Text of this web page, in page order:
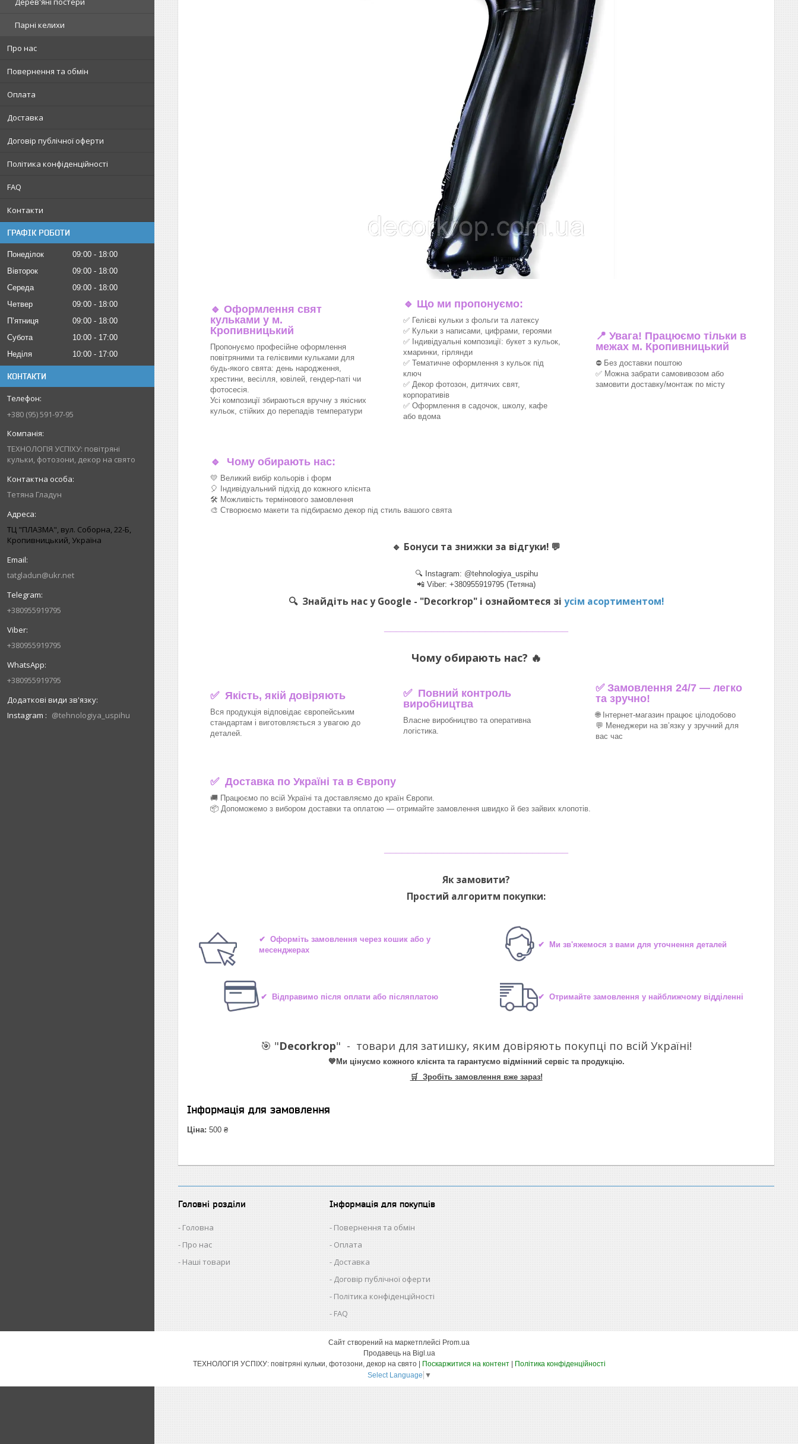
Парні келихи
Про нас
Повернення та обмін
Оплата
Доставка
Договір публічної оферти
Політика конфіденційності
FAQ
Контакти
ГРАФІК РОБОТИ
Понеділок 09:00
18:00
Вівторок
09:00
18:00
Середа
09:00
18:00
Четвер
09:00
18:00
Пʼятниця
09:00
18:00
Субота
10:00
17:00
Неділя
10:00 17:00
КОНТАКТИ
+380 (95) 591-97-95
ТЕХНОЛОГІЯ УСПІХУ: повітряні
кульки, фотозони, декор на свято
Тетяна Гладун
ТЦ "ПЛАЗМА", вул. Соборна, 22-Б,
Кропивницький, Україна
tatgladun@ukr.net
+380955919795
+380955919795
+380955919795
Instagram @tehnologiya_uspihu
🔹 Оформлення свят
кульками у м.
Кропивницький
Пропонуємо професійне оформлення
повітряними та гелієвими кульками для
будь-якого свята: день народження,
хрестини, весілля, ювілей, гендер-паті чи
фотосесія.
Усі композиції збираються вручну з якісних
кульок, стійких до перепадів температури
🔹 Що ми пропонуємо:
✅ Гелієві кульки з фольги та латексу
✅ Кульки з написами, цифрами, героями
✅ Індивідуальні композиції: букет з кульок,
хмаринки, гірлянди
✅ Тематичне оформлення з кульок під
ключ
✅ Декор фотозон, дитячих свят,
корпоративів
✅ Оформлення в садочок, школу, кафе
або вдома
📍 Увага! Працюємо тільки в
межах м. Кропивницький
⛔ Без доставки поштою
✅ Можна забрати самовивозом або
замовити доставку/монтаж по місту
🔹 Чому обирають нас:
💛 Великий вибір кольорів і форм
🎈 Індивідуальний підхід до кожного клієнта
🛠 Можливість термінового замовлення
🎨 Створюємо макети та підбираємо декор під стиль вашого свята
🔹 Бонуси та знижки за відгуки! 💬
🔍 Instagram: @tehnologiya_uspihu
📲 Viber: +380955919795 (Тетяна)
🔍 Знайдіть нас у Google - "Decorkrop" і ознайомтеся зі усім асортиментом!
Чому обирають нас? 🔥
✅ Якість, якій довіряють
Вся продукція відповідає європейським
стандартам і виготовляється з увагою до
деталей.
✅ Повний контроль
виробництва
Власне виробництво та оперативна
логістика.
✅ Замовлення 24/7 — легко
та зручно!
🌐 Інтернет-магазин працює цілодобово
💬 Менеджери на зв’язку у зручний для
вас час
✅Доставка по Україні та в Європу
🚚 Працюємо по всій Україні та доставляємо до країн Європи.
📦 Допоможемо з вибором доставки та оплатою — отримайте замовлення швидко й без зайвих клопотів.
Як замовити?
Простий алгоритм покупки:
✔ Оформіть замовлення через кошик або у
месенджерах
✔ Ми зв'яжемося з вами для уточнення деталей
✔ Відправимо після оплати або післяплатою ✔ Отримайте замовлення у найближчому відділенні
🎯 "Decorkrop" - товари для затишку, яким довіряють покупці по всій Україні!
💙Ми цінуємо кожного клієнта та гарантуємо відмінний сервіс та продукцію.
🛒 Зробіть замовлення вже зараз!
Інформація для замовлення
Ціна: 500 ₴
Головні розділи
Головна
Про нас
Наші товари
Інформація для покупців
Повернення та обмін
Оплата
Доставка
Договір публічної оферти
Політика конфіденційності
FAQ
Сайт створений на маркетплейсі Prom.ua
Продавець на Bigl.ua
Поскаржитися на контент
Політика конфіденційності
Select Language ▼